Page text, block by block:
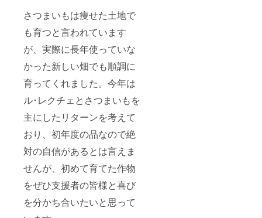
さつまいもは痩せた土地で
も育つと言われています
が、実際に長年使っていな
かった新しい畑でも順調に
育ってくれました。今年は
ル･レクチェとさつまいもを
主にしたリターンを考えて
おり、初年度の品なので絶
対の自信があるとは言えま
せんが、初めて育てた作物
をぜひ支援者の皆様と喜び
を分かち合いたいと思って